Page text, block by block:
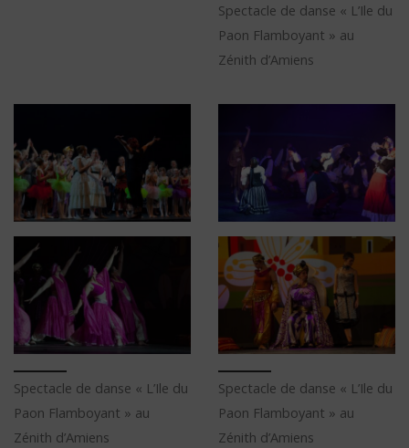
Spectacle de danse « L’Ile du
Paon Flamboyant » au
Zénith d’Amiens
Spectacle de danse « L’Ile du
Paon Flamboyant » au
Zénith d’Amiens
Spectacle de danse « L’Ile du
Paon Flamboyant » au
Zénith d’Amiens